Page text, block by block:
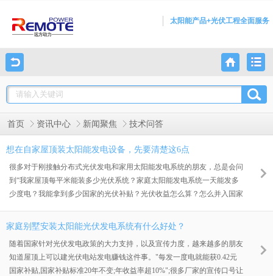
太阳能产品+光伏工程全面服务
首页 资讯中心 新闻聚焦 技术问答
想在自家屋顶装太阳能发电设备，先要清楚这6点
很多对于刚接触分布式光伏发电和家用太阳能发电系统的朋友，总是会问
到“我家屋顶每平米能装多少光伏系统？家庭太阳能发电系统一天能发多
少度电？我能拿到多少国家的光伏补贴？光伏收益怎么算？怎么并入国家
知识.(装机容量、发电量、光伏补贴、并网申请、建光伏电站、并网验
家庭别墅安装太阳能光伏发电系统有什么好处？
随着国家针对光伏发电政策的大力支持，以及宣传力度，越来越多的朋友
知道屋顶上可以建光伏电站发电赚钱这件事。"每发一度电就能获0.42元
国家补贴,国家补贴标准20年不变;年收益率超10%";很多厂家的宣传口号让